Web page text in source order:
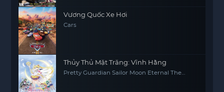
Vương Quốc Xe Hơi
Cars
Thủy Thủ Mặt Trăng: Vĩnh Hằng
Pretty Guardian Sailor Moon Eternal The